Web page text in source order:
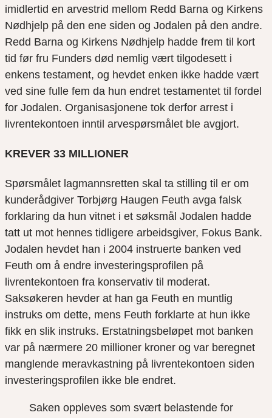
imidlertid en arvestrid mellom Redd Barna og Kirkens
Nødhjelp på den ene siden og Jodalen på den andre.
Redd Barna og Kirkens Nødhjelp hadde frem til kort
tid før fru Funders død nemlig vært tilgodesett i
enkens testament, og hevdet enken ikke hadde vært
ved sine fulle fem da hun endret testamentet til fordel
for Jodalen. Organisasjonene tok derfor arrest i
livrentekontoen inntil arvespørsmålet ble avgjort.
KREVER 33 MILLIONER
Spørsmålet lagmannsretten skal ta stilling til er om
kunderådgiver Torbjørg Haugen Feuth avga falsk
forklaring da hun vitnet i et søksmål Jodalen hadde
tatt ut mot hennes tidligere arbeidsgiver, Fokus Bank.
Jodalen hevdet han i 2004 instruerte banken ved
Feuth om å endre investeringsprofilen på
livrentekontoen fra konservativ til moderat.
Saksøkeren hevder at han ga Feuth en muntlig
instruks om dette, mens Feuth forklarte at hun ikke
fikk en slik instruks. Erstatningsbeløpet mot banken
var på nærmere 20 millioner kroner og var beregnet
manglende meravkastning på livrentekontoen siden
investeringsprofilen ikke ble endret.
Saken oppleves som svært belastende for